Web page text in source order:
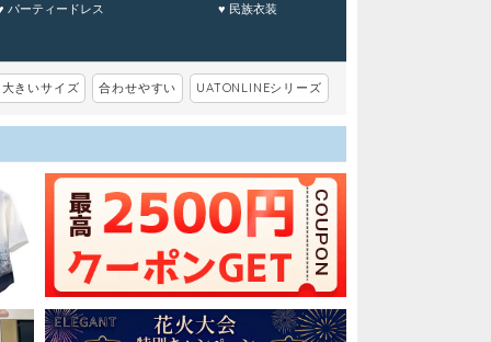
パーティードレス ♥ 民族衣装
大きいサイズ 合わせやすい UATONLINEシリーズ